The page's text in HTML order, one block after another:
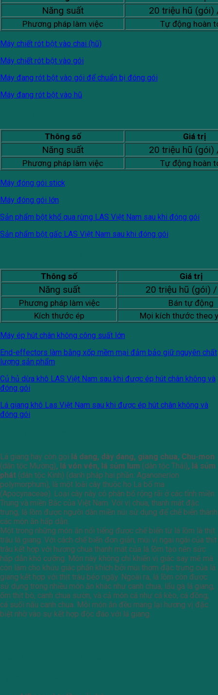
Năng suất 20 triệu hũ (gói)
Phương pháp làm việc Tự động hoàn
Máy chiết rót bột vào chai (hũ)
Máy chiết rót bột vào gói
Máy đang rót bột vào gói để chuẩn bị đóng gói
Máy đang rót bột vào hũ
Thông số Giá trị
Năng suất 20 triệu hũ (gói)
Phương pháp làm việc Tự động hoàn
Máy đóng gói stick
Máy đóng gói lớn
Sản phẩm bột khổ qua rừng LAS Việt Nam sau khi đóng gói
Sản phẩm bột gấc LAS Việt Nam sau khi đóng gói
Thông số Giá trị
Năng suất 20 triệu hũ (gói)
Phương pháp làm việc
Bán tự động
Kích thước ép
Mọi kích thước theo
Máy ép hút chân không công suất lớn
End-effectors làm bằng xốp mềm mại đảm bảo giữ nguyên chất
lượng sản phẩm
Củ hủ dừa khô LAS Việt Nam sau khi được ép hút chân không và
đóng gói
Lá giang khô Las Việt Nam sau khi được ép hút chân không và
đóng gói
Lá giang hay còn gọi lá dang, dây dang, giang chua, Chu-mon
(dân tộc Mường), lá vón vén, lá sủm lum (dân tộc Thái), lá sủm
phát (dân tộc Kinh) (danh pháp hai phần: Aganonerion
polymorphum), là một loài cây thuộc họ La bố ma
(Apocynaceae). Loại cây này có phân bố rộng rãi ở các tỉnh miền
Trung và miền Bắc của Việt Nam. Với vị chua, thanh mát đặc
trưng, lá lồm được người dân miền núi sử dụng để chế biến thành
các món ăn hấp dẫn.
Một trong những món ăn nổi tiếng được chế biến từ lá lồm là thịt
trâu lá giang. Với cách chế biến đơn giản, mùi vị ngai ngái của thịt
trâu kết hợp với hương chua thanh mát của lá lồm tạo nên sức
hấp dẫn khó cưỡng. Món này không chỉ khiến vị giác say mê mà
còn làm cho khứu giác phấn khích bởi mùi thơm đặc trưng của lá
giang kết hợp với thịt trâu béo ngậy. Ngoài ra, lá lồm còn được
sử dụng trong nhiều món ăn khác như canh chua, lẩu gà lá giang,
ốm thịt bò, canh chua sườn, và cả món cá như cá kèo, cá đồng,
cá suối nấu canh chua. Mỗi món ăn đều mang lại hương vị đặc
biệt nhờ vào sự kết hợp độc đáo với lá giang.